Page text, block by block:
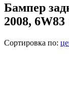
Бампер
2008, 6W83
Сортировка по: